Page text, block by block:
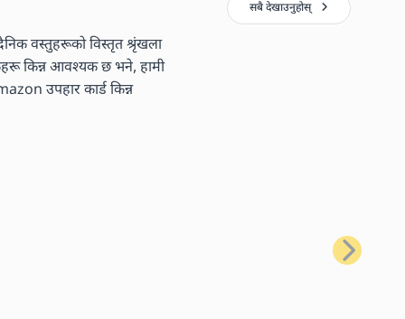
वस्तुहरूको विस्तृत श्रृंखला
किन्न आवश्यक छ भने, हामी
उपहार कार्ड किन्न
सबै देखाउनुहोस्
अर्को